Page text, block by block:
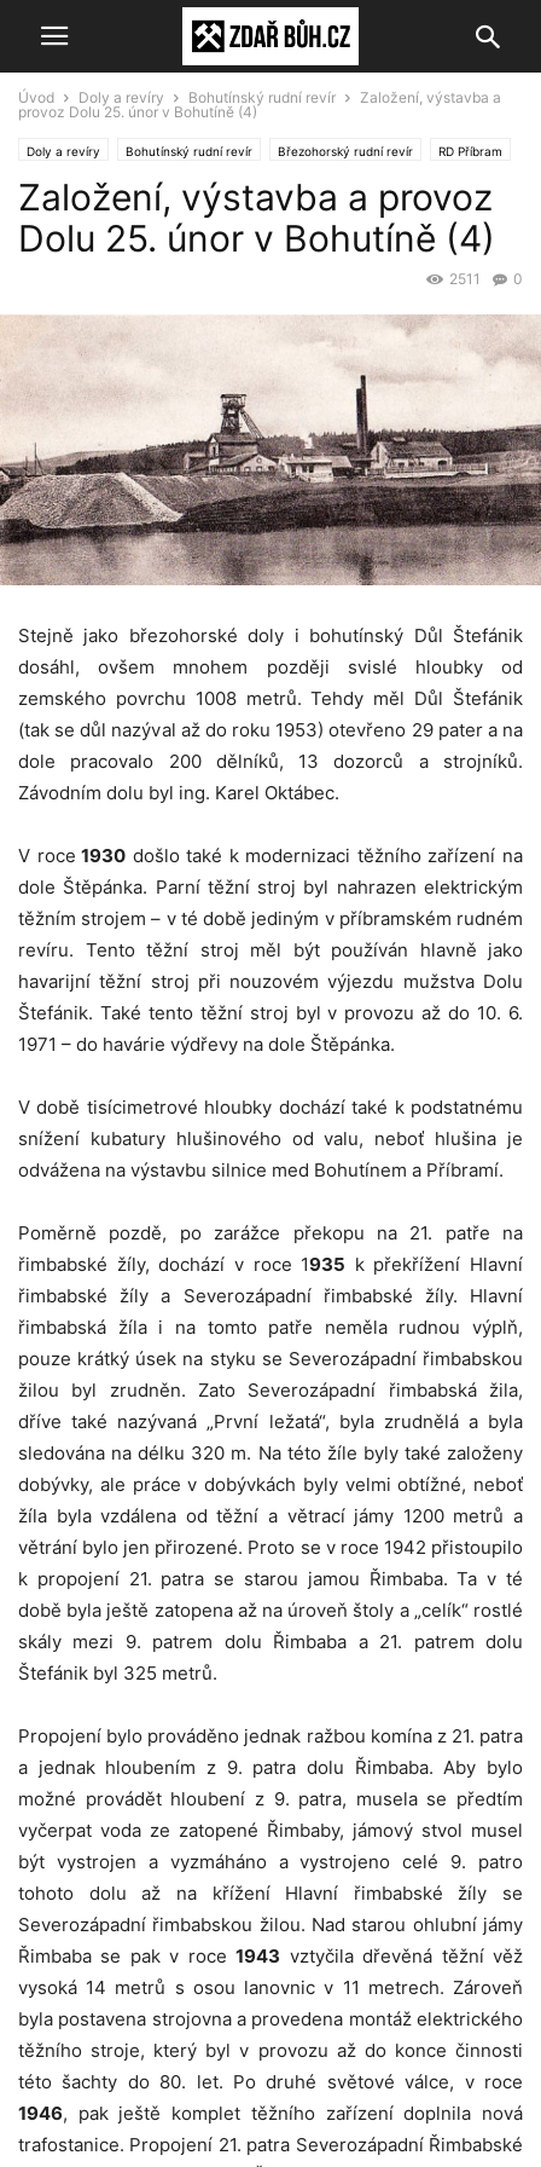
Úvod Doly a revíry Bohutínský rudní revír
Založení, výstavba a
provoz Dolu 25. únor v Bohutíně (4)
Doly a revíry Bohutínský rudní revír Březohorský rudní revír RD Příbram
Založení, výstavba a provoz
Dolu 25. únor v Bohutíně (4)
0
2511
Stejně jako březohorské doly i bohutínský Důl Štefánik
dosáhl, ovšem mnohem později svislé hloubky od
zemského povrchu 1008 metrů. Tehdy měl Důl Štefánik
(tak se důl nazýval až do roku 1953) otevřeno 29 pater a na
dole pracovalo 200 dělníků, 13 dozorců a strojníků.
Závodním dolu byl ing. Karel Oktábec.
V roce 1930 došlo také k modernizaci těžního zařízení na
dole Štěpánka. Parní těžní stroj byl nahrazen elektrickým
těžním strojem – v té době jediným v příbramském rudném
revíru. Tento těžní stroj měl být používán hlavně jako
havarijní těžní stroj při nouzovém výjezdu mužstva Dolu
Štefánik. Také tento těžní stroj byl v provozu až do 10. 6.
1971 – do havárie výdřevy na dole Štěpánka.
V době tisícimetrové hloubky dochází také k podstatnému
snížení kubatury hlušinového od valu, neboť hlušina je
odvážena na výstavbu silnice med Bohutínem a Příbramí.
Poměrně pozdě, po zarážce překopu na 21. patře na
řimbabské žíly, dochází v roce 1935 k překřížení Hlavní
řimbabské žíly a Severozápadní řimbabské žíly. Hlavní
řimbabská žíla i na tomto patře neměla rudnou výplň,
pouze krátký úsek na styku se Severozápadní řimbabskou
žilou byl zrudněn. Zato Severozápadní řimbabská žila,
dříve také nazývaná „První ležatá“, byla zrudnělá a byla
sledována na délku 320 m. Na této žíle byly také založeny
dobývky, ale práce v dobývkách byly velmi obtížné, neboť
žíla byla vzdálena od těžní a větrací jámy 1200 metrů a
větrání bylo jen přirozené. Proto se v roce 1942 přistoupilo
k propojení 21. patra se starou jamou Řimbaba. Ta v té
době byla ještě zatopena až na úroveň štoly a „celík“ rostlé
skály mezi 9. patrem dolu Řimbaba a 21. patrem dolu
Štefánik byl 325 metrů.
Propojení bylo prováděno jednak ražbou komína z 21. patra
a jednak hloubením z 9. patra dolu Řimbaba. Aby bylo
možné provádět hloubení z 9. patra, musela se předtím
vyčerpat voda ze zatopené Řimbaby, jámový stvol musel
být vystrojen a vyzmáháno a vystrojeno celé 9. patro
tohoto dolu až na křížení Hlavní řimbabské žíly se
Severozápadní řimbabskou žilou. Nad starou ohlubní jámy
Řimbaba se pak v roce1943 vztyčila dřevěná těžní věž
vysoká 14 metrů s osou lanovnic v 11 metrech. Zároveň
byla postavena strojovna a provedena montáž elektrického
těžního stroje, který byl v provozu až do konce činnosti
této šachty do 80. let. Po druhé světové válce, v roce
1946, pak ještě komplet těžního zařízení doplnila nová
trafostanice. Propojení 21. patra Severozápadní Řimbabské